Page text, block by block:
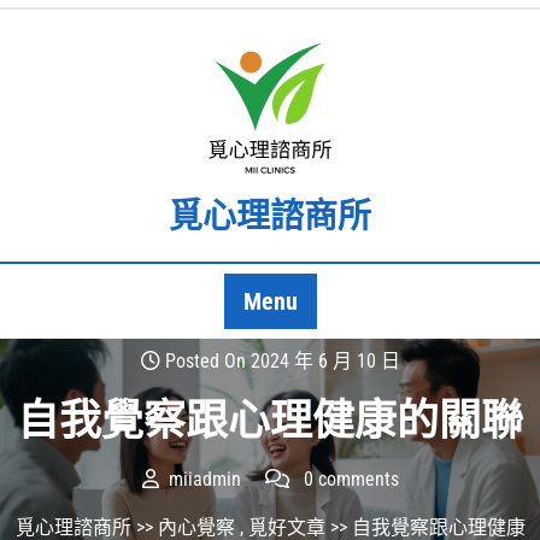
Skip
覓心理諮商所
Menu
Posted On 2024 年 6 月 10 日
自我覺察跟心理健康的關聯
miiadmin 0 comments
覓心理諮商所>> 內心覺察 , 覓好文章>> 自我覺察跟心理健康